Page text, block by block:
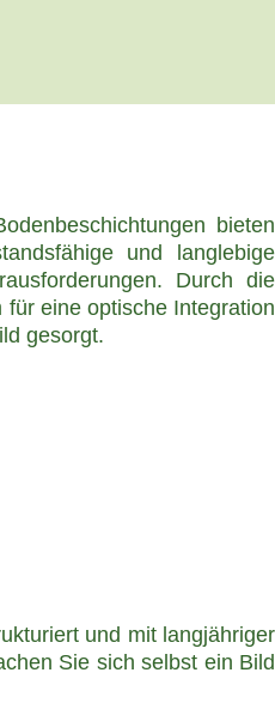
bieten
und langlebige
Durch die
eine optische Integration
gesorgt.
und mit langjähriger
Sie sich selbst ein Bild